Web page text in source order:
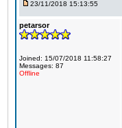
23/11/2018 15:13:55
petarsor
Joined: 15/07/2018 11:58:27
Messages: 87
Offline